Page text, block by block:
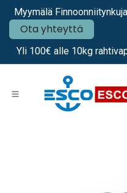
Siirry sisältöön
Myymälä
Ota yhteyttä
Yli 100€ alle 10kg